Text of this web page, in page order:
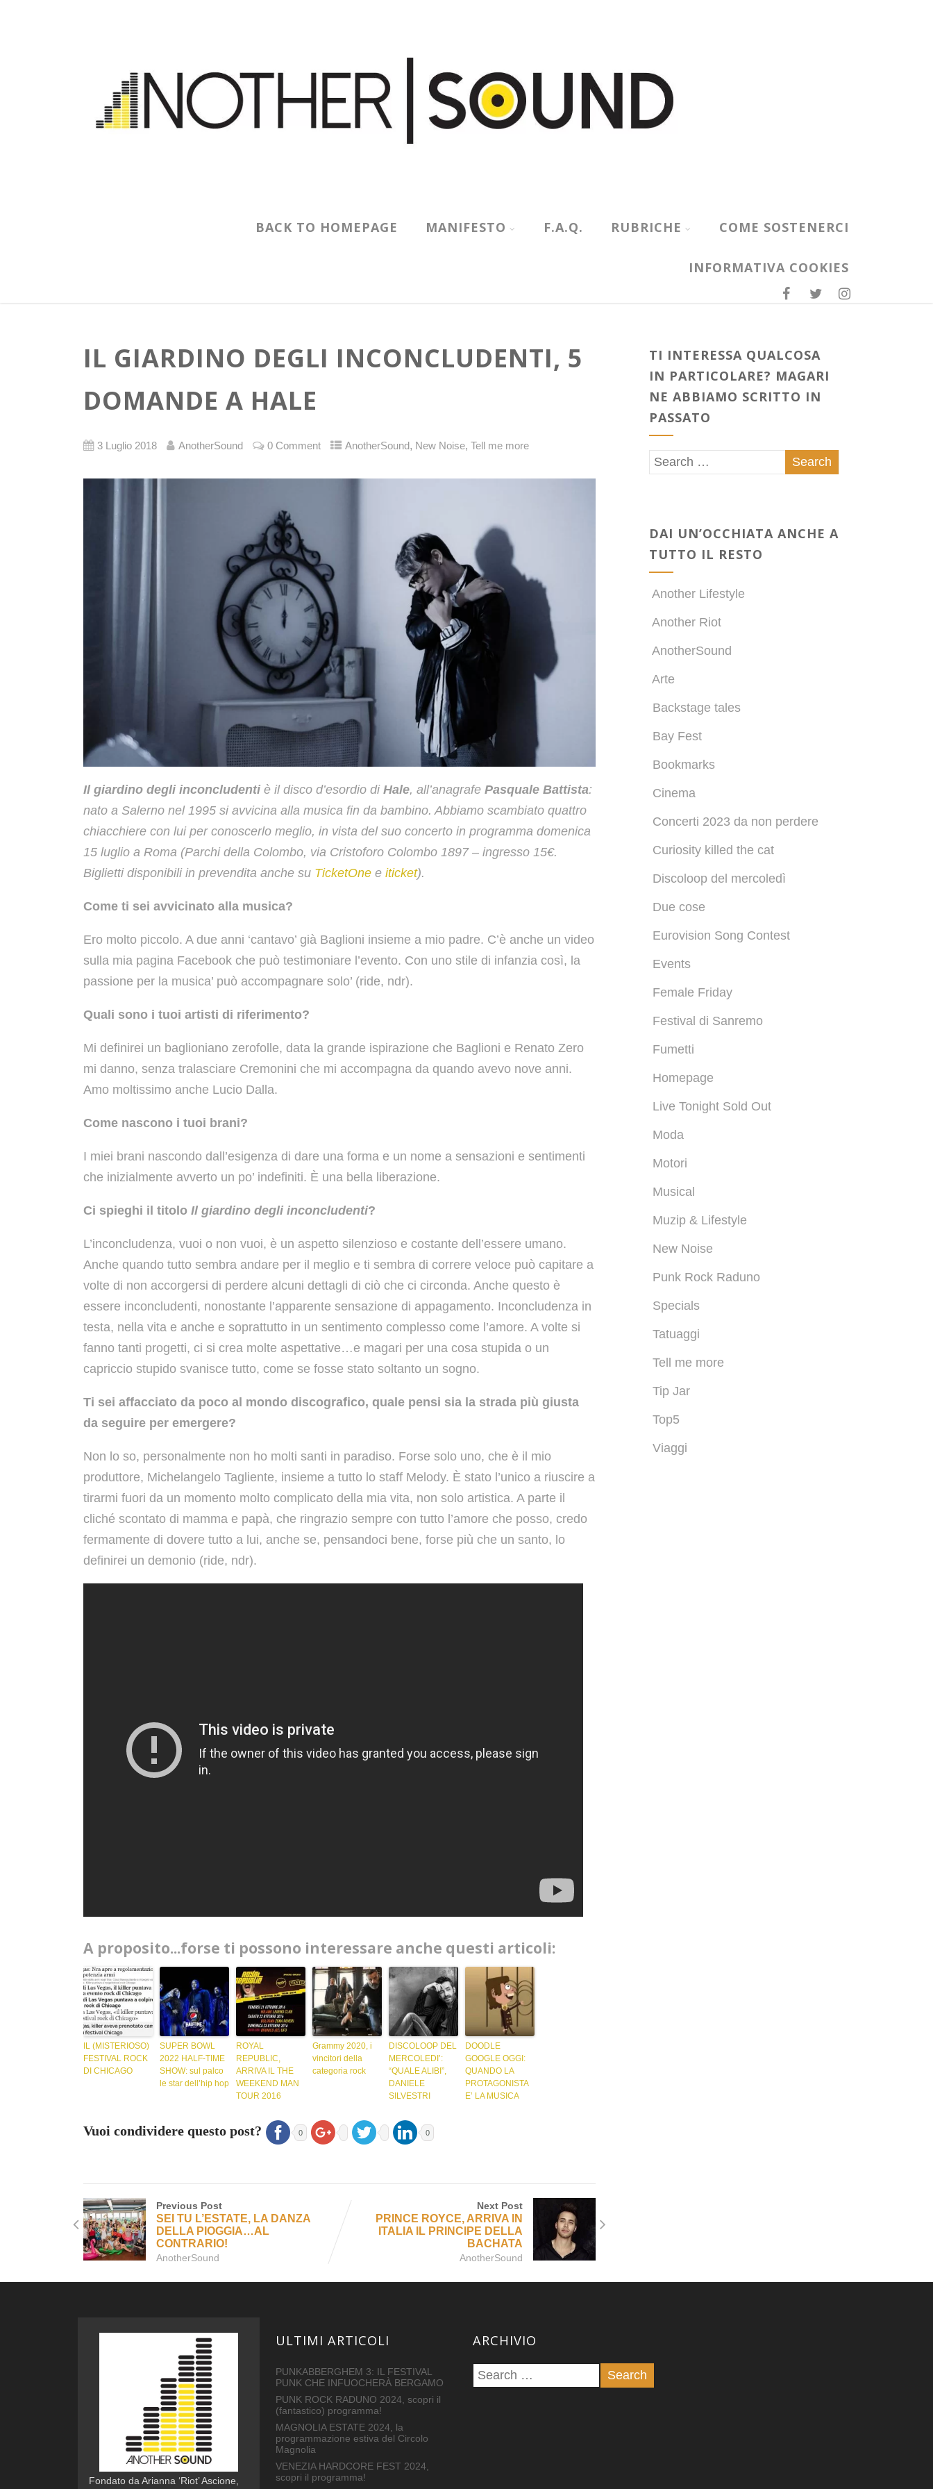
BACK TO HOMEPAGE MANIFESTO F.A.Q. RUBRICHE COME SOSTENERCI
INFORMATIVA COOKIES
IL GIARDINO DEGLI INCONCLUDENTI, 5
DOMANDE A HALE
3 Luglio 2018 AnotherSound 0 Comment AnotherSound New Noise ,Tell me more
Il giardino degli inconcludenti è il disco d’esordio diHale, all’anagrafePasquale Battista:
nato a Salerno nel 1995 si avvicina alla musica fin da bambino. Abbiamo scambiato quattro
chiacchiere con lui per conoscerlo meglio, in vista del suo concerto in programma domenica
15 luglio a Roma (Parchi della Colombo, via Cristoforo Colombo 1897 – ingresso 15€.
Biglietti disponibili in prevendita anche su TicketOne eiticket).
Come ti sei avvicinato alla musica?
Ero molto piccolo. A due anni ‘cantavo’ già Baglioni insieme a mio padre. C’è anche un video
sulla mia pagina Facebook che può testimoniare l’evento. Con uno stile di infanzia così, la
passione per la musica’ può accompagnare solo’ (ride, ndr).
Quali sono i tuoi artisti di riferimento?
Mi definirei un baglioniano zerofolle, data la grande ispirazione che Baglioni e Renato Zero
mi danno, senza tralasciare Cremonini che mi accompagna da quando avevo nove anni.
Amo moltissimo anche Lucio Dalla.
Come nascono i tuoi brani?
I miei brani nascondo dall’esigenza di dare una forma e un nome a sensazioni e sentimenti
che inizialmente avverto un po’ indefiniti. È una bella liberazione.
Ci spieghi il titolo Il giardino degli inconcludenti?
L’inconcludenza, vuoi o non vuoi, è un aspetto silenzioso e costante dell’essere umano.
Anche quando tutto sembra andare per il meglio e ti sembra di correre veloce può capitare a
volte di non accorgersi di perdere alcuni dettagli di ciò che ci circonda. Anche questo è
essere inconcludenti, nonostante l’apparente sensazione di appagamento. Inconcludenza in
testa, nella vita e anche e soprattutto in un sentimento complesso come l’amore. A volte si
fanno tanti progetti, ci si crea molte aspettative…e magari per una cosa stupida o un
capriccio stupido svanisce tutto, come se fosse stato soltanto un sogno.
Ti sei affacciato da poco al mondo discografico, quale pensi sia la strada più giusta
da seguire per emergere?
Non lo so, personalmente non ho molti santi in paradiso. Forse solo uno, che è il mio
produttore, Michelangelo Tagliente, insieme a tutto lo staff Melody. È stato l’unico a riuscire a
tirarmi fuori da un momento molto complicato della mia vita, non solo artistica. A parte il
cliché scontato di mamma e papà, che ringrazio sempre con tutto l’amore che posso, credo
fermamente di dovere tutto a lui, anche se, pensandoci bene, forse più che un santo, lo
definirei un demonio (ride, ndr).
A proposito...forse ti possono interessare anche questi articoli:
IL (MISTERIOSO)
FESTIVAL ROCK
DI CHICAGO
SUPER BOWL
2022 HALF-TIME
SHOW: sul palco
le star dell’hip hop
ROYAL
REPUBLIC,
ARRIVA IL THE
WEEKEND MAN
TOUR 2016
Grammy 2020, i
vincitori della
categoria rock
DISCOLOOP DEL
MERCOLEDI’:
“QUALE ALIBI”,
DANIELE
SILVESTRI
DOODLE
GOOGLE OGGI:
QUANDO LA
PROTAGONISTA
E’ LA MUSICA
Vuoi condividere questo post? 0 0
Previous Post
SEI TU L’ESTATE, LA DANZA
DELLA PIOGGIA…AL
CONTRARIO!
AnotherSound
Next Post
PRINCE ROYCE, ARRIVA IN
ITALIA IL PRINCIPE DELLA
BACHATA
AnotherSound
TI INTERESSA QUALCOSA
IN PARTICOLARE? MAGARI
NE ABBIAMO SCRITTO IN
PASSATO
DAI UN’OCCHIATA ANCHE A
TUTTO IL RESTO
Another Lifestyle
Another Riot
AnotherSound
Arte
Backstage tales
Bay Fest
Bookmarks
Cinema
Concerti 2023 da non perdere
Curiosity killed the cat
Discoloop del mercoledì
Due cose
Eurovision Song Contest
Events
Female Friday
Festival di Sanremo
Fumetti
Homepage
Live Tonight Sold Out
Moda
Motori
Musical
Muzip & Lifestyle
New Noise
Punk Rock Raduno
Specials
Tatuaggi
Tell me more
Tip Jar
Top5
Viaggi
Fondato da Arianna ‘Riot’ Ascione,
ULTIMI ARTICOLI
PUNKABBERGHEM 3: IL FESTIVAL
PUNK CHE INFUOCHERÀ BERGAMO
PUNK ROCK RADUNO 2024, scopri il
(fantastico) programma!
MAGNOLIA ESTATE 2024, la
programmazione estiva del Circolo
Magnolia
VENEZIA HARDCORE FEST 2024,
scopri il programma!
ARCHIVIO